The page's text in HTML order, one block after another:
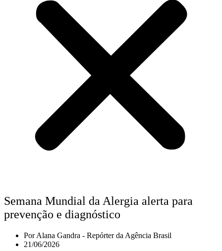
Semana Mundial da Alergia alerta para
prevenção e diagnóstico
PorAlana Gandra - Repórter da Agência Brasil
21/06/2026